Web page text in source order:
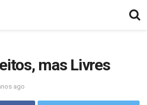
mas Livres
ago